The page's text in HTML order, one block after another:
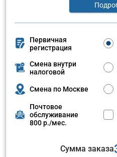
Первичная
регистрация
Смена внутри
налоговой
Смена по Москве
Почтовое
обслуживание
800 р./мес.
Сумма заказа